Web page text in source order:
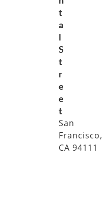
t
a
l
S
t
r
e
e
t
San
Francisco,
CA 94111